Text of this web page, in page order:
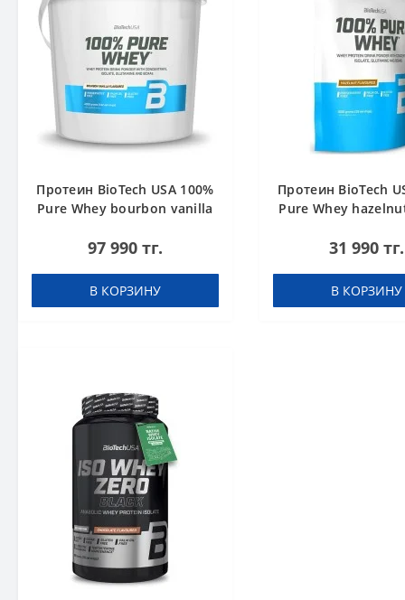
Протеин BioTech USA 100%
Pure Whey bourbon vanilla
97 990 тг.
В КОРЗИНУ
Протеин BioTech
Pure Whey
31 990 тг.
В КОРЗИНУ